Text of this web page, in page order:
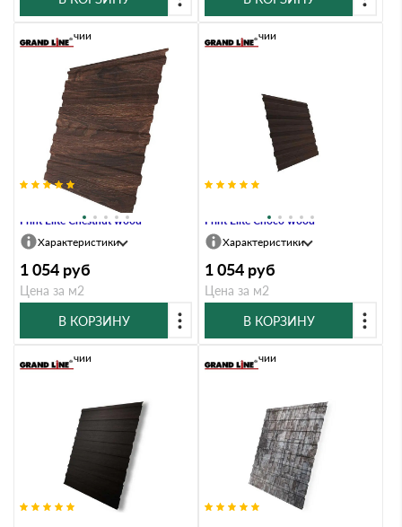
Профлист Grand Line C10A 0.45
Print Elite Chestnut wood
В наличии
Характеристики
1 054 руб
Цена за м2
В КОРЗИНУ
Print Elite Choco wood
В наличии
Характеристики
1 054 руб
Цена за м2
В КОРЗИНУ
В наличии В наличии